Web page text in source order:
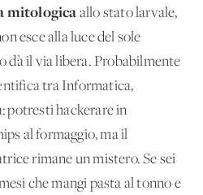
mitologica allo stato larvale,
esce alla luce del sole
dà il via libera. Probabilmente
tra Informatica,
potresti hackerare in
al formaggio, ma il
rimane un mistero. Se sei
che mangi pasta al tonno e